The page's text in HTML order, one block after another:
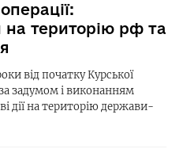
на територію рф та
від початку Курської
задумом і виконанням
дії на територію держави-